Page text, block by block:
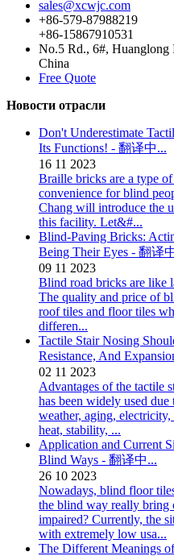
sales@xcwjc.com
+86-579-87988219
+86-15867910531
No.5 Rd., 6#, Huanglong
China
Free Quote
Новости отрасли
Don't Underestimate
Its Functions! - 翻译中...
16 11 2023
Braille bricks are a type
convenience for blind
Chang will introduce the
this facility. Let&#...
Blind-Paving Bricks:
Being Their Eyes - 翻译
09 11 2023
Blind road bricks are like
The quality and price of
roof tiles and floor tiles
differen...
Tactile Stair Nosing
Resistance, And
02 11 2023
Advantages of the tactile
has been widely used due
weather, aging,
heat, stability, ...
Application and Current
Blind Ways - 翻译中...
26 10 2023
Nowadays, blind floor
the blind way really bring
impaired? Currently, the
with extremely low usa...
The Different Meanings